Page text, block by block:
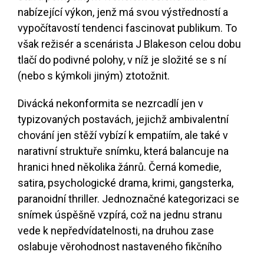
nabízející výkon, jenž má svou výstředností a
vypočítavostí tendenci fascinovat publikum. To
však režisér a scenárista J Blakeson celou dobu
tlačí do podivné polohy, v níž je složité se s ní
(nebo s kýmkoli jiným) ztotožnit.
Divácká nekonformita se nezrcadlí jen v
typizovaných postavách, jejichž ambivalentní
chování jen stěží vybízí k empatiím, ale také v
narativní struktuře snímku, která balancuje na
hranici hned několika žánrů. Černá komedie,
satira, psychologické drama, krimi, gangsterka,
paranoidní thriller. Jednoznačné kategorizaci se
snímek úspěšně vzpírá, což na jednu stranu
vede k nepředvídatelnosti, na druhou zase
oslabuje věrohodnost nastaveného fikčního